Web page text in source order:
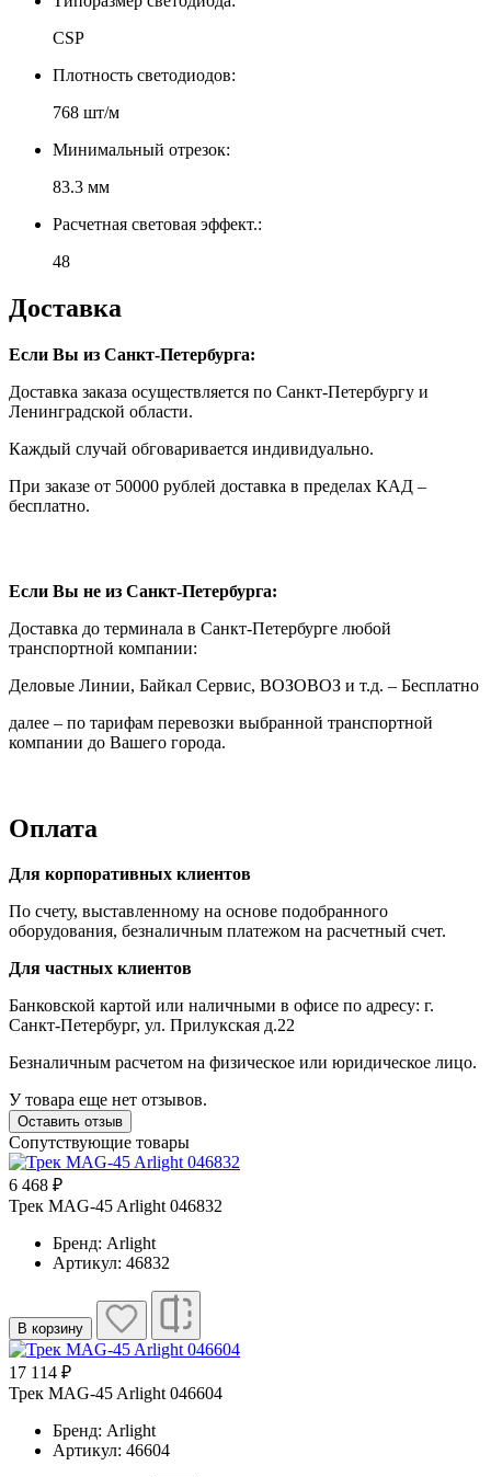
CSP
Плотность светодиодов:
768 шт/м
Минимальный отрезок:
83.3 мм
Расчетная световая эффект.:
48
Доставка
Если Вы из Санкт-Петербурга:
Доставка заказа осуществляется по Санкт-Петербургу и
Ленинградской области.
Каждый случай обговаривается индивидуально.
При заказе от 50000 рублей доставка в пределах КАД –
бесплатно.
Если Вы не из Санкт-Петербурга:
Доставка до терминала в Санкт-Петербурге любой
транспортной компании:
Деловые Линии, Байкал Сервис, ВОЗОВОЗ и т.д. – Бесплатно
далее – по тарифам перевозки выбранной транспортной
компании до Вашего города.
Оплата
Для корпоративных клиентов
По счету, выставленному на основе подобранного
оборудования, безналичным платежом на расчетный счет.
Для частных клиентов
Банковской картой или наличными в офисе по адресу: г.
Санкт-Петербург, ул. Прилукская д.22
Безналичным расчетом на физическое или юридическое лицо.
У товара еще нет отзывов.
Оставить отзыв
Сопутствующие товары
6 468 ₽
Трек MAG-45 Arlight 046832
Бренд: Arlight
Артикул: 46832
В корзину
17 114 ₽
Трек MAG-45 Arlight 046604
Бренд: Arlight
Артикул: 46604